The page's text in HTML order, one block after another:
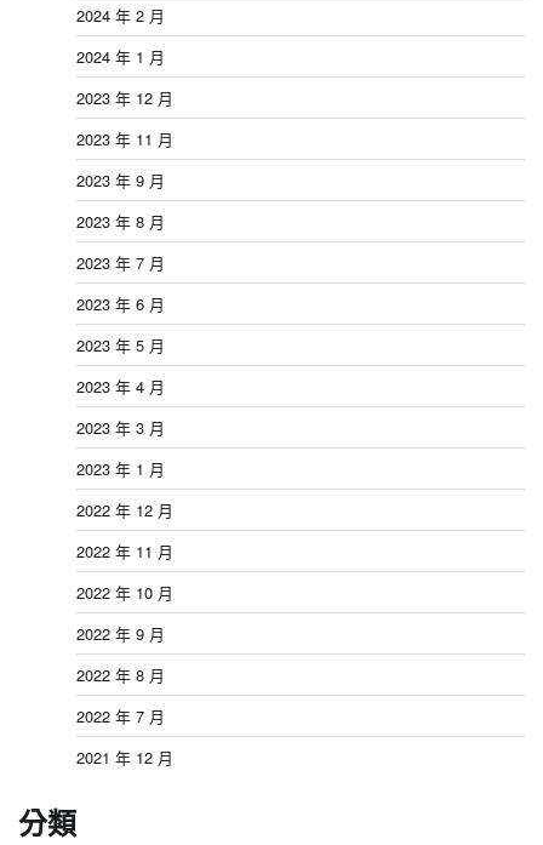
2024 年 2 月
2024 年 1 月
2023 年 12 月
2023 年 11 月
2023 年 9 月
2023 年 8 月
2023 年 7 月
2023 年 6 月
2023 年 5 月
2023 年 4 月
2023 年 3 月
2023 年 1 月
2022 年 12 月
2022 年 11 月
2022 年 10 月
2022 年 9 月
2022 年 8 月
2022 年 7 月
2021 年 12 月
分類